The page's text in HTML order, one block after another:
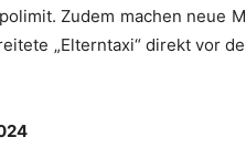
Zudem machen neue
„Elterntaxi“ direkt vor